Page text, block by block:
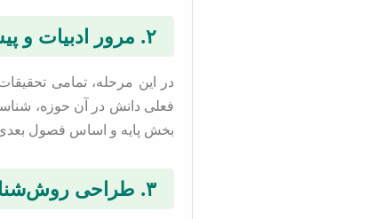
۲. مرور ادبیات و پیشینه تحقیق
در این مرحله، تمامی
فعلی دانش در آن حوزه،
بخش پایه و اساس فصول
۳. طراحی روش‌شناسی تحقیق